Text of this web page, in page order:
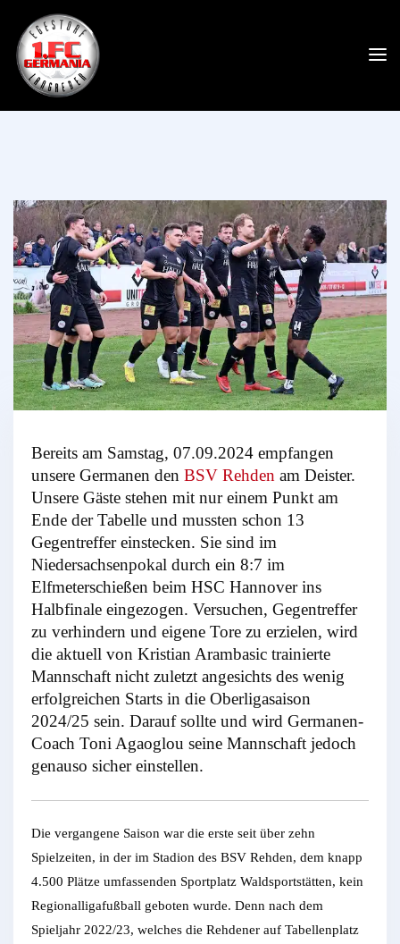
Bereits am Samstag, 07.09.2024 empfangen
unsere Germanen den BSV Rehden am Deister.
Unsere Gäste stehen mit nur einem Punkt am
Ende der Tabelle und mussten schon 13
Gegentreffer einstecken. Sie sind im
Niedersachsenpokal durch ein 8:7 im
Elfmeterschießen beim HSC Hannover ins
Halbfinale eingezogen. Versuchen, Gegentreffer
zu verhindern und eigene Tore zu erzielen, wird
die aktuell von Kristian Arambasic trainierte
Mannschaft nicht zuletzt angesichts des wenig
erfolgreichen Starts in die Oberligasaison
2024/25 sein. Darauf sollte und wird Germanen-
Coach Toni Agaoglou seine Mannschaft jedoch
genauso sicher einstellen.
Die vergangene Saison war die erste seit über zehn
Spielzeiten, in der im Stadion des BSV Rehden, dem knapp
4.500 Plätze umfassenden Sportplatz Waldsportstätten, kein
Regionalligafußball geboten wurde. Denn nach dem
Spieljahr 2022/23, welches die Rehdener auf Tabellenplatz